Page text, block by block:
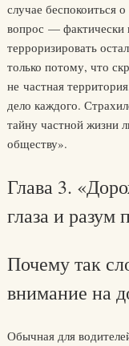
случае беспокоиться
вопрос — фактически
терроризировать
только потому, что
не частная
дело каждого.
тайну частной жизни
обществу».
Глава 3.
глаза и разум
Почему так
внимание на
Обычная для